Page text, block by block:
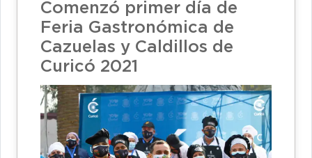
Comenzó primer día de
Feria Gastronómica de
Cazuelas y Caldillos de
Curicó 2021